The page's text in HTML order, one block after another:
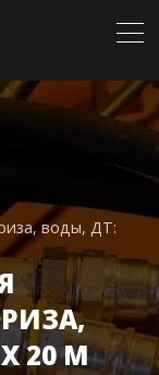
воды, ДТ:
20 М